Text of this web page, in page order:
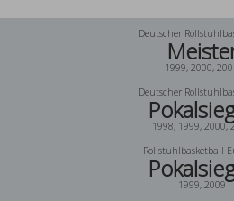
Deutscher
1999, 2000,
Deutscher
1998, 1999, 2000,
Rollstuhlbasketball
1999, 2009